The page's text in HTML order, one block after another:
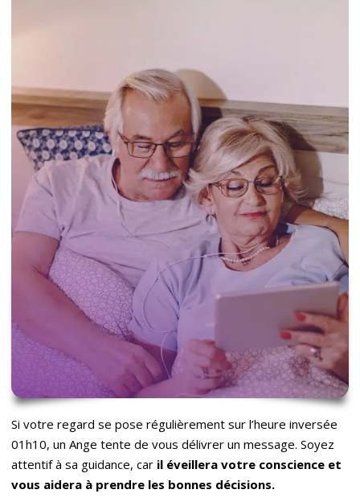
Si votre regard se pose régulièrement sur l’heure inversée
01h10, un Ange tente de vous délivrer un message. Soyez
attentif à sa guidance, car il éveillera votre conscience et
vous aidera à prendre les bonnes décisions.